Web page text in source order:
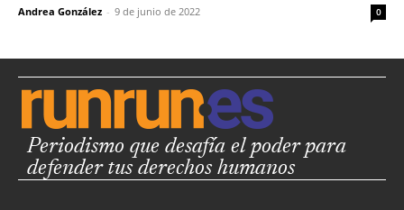
Andrea González - 9 de junio de 2022 0
Periodismo que desafía el poder para
defender tus derechos humanos